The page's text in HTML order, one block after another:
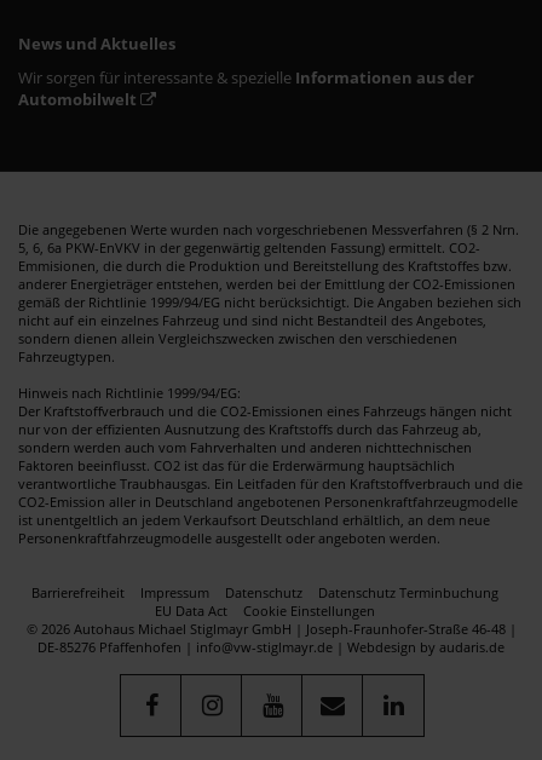
News und Aktuelles
Wir sorgen für interessante & spezielle Informationen aus der
Automobilwelt
Die angegebenen Werte wurden nach vorgeschriebenen Messverfahren (§ 2 Nrn.
5, 6, 6a PKW-EnVKV in der gegenwärtig geltenden Fassung) ermittelt. CO2-
Emmisionen, die durch die Produktion und Bereitstellung des Kraftstoffes bzw.
anderer Energieträger entstehen, werden bei der Emittlung der CO2-Emissionen
gemäß der Richtlinie 1999/94/EG nicht berücksichtigt. Die Angaben beziehen sich
nicht auf ein einzelnes Fahrzeug und sind nicht Bestandteil des Angebotes,
sondern dienen allein Vergleichszwecken zwischen den verschiedenen
Fahrzeugtypen.
Hinweis nach Richtlinie 1999/94/EG:
Der Kraftstoffverbrauch und die CO2-Emissionen eines Fahrzeugs hängen nicht
nur von der effizienten Ausnutzung des Kraftstoffs durch das Fahrzeug ab,
sondern werden auch vom Fahrverhalten und anderen nichttechnischen
Faktoren beeinflusst. CO2 ist das für die Erderwärmung hauptsächlich
verantwortliche Traubhausgas. Ein Leitfaden für den Kraftstoffverbrauch und die
CO2-Emission aller in Deutschland angebotenen Personenkraftfahrzeugmodelle
ist unentgeltlich an jedem Verkaufsort Deutschland erhältlich, an dem neue
Personenkraftfahrzeugmodelle ausgestellt oder angeboten werden.
Barrierefreiheit Impressum Datenschutz
Datenschutz Terminbuchung
EU Data Act
Cookie Einstellungen
© 2026 Autohaus Michael Stiglmayr GmbH | Joseph-Fraunhofer-Straße 46-48 |
DE-85276 Pfaffenhofen | info@vw-stiglmayr.de | Webdesign by audaris.de